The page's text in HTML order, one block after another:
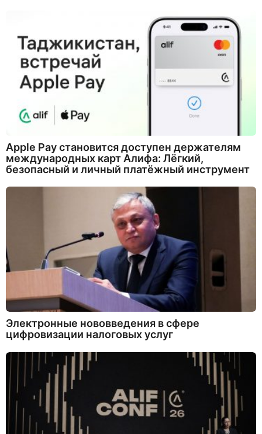
Apple Pay становится доступен держателям
международных карт Алифа: Лёгкий,
безопасный и личный платёжный инструмент
Электронные нововведения в сфере
цифровизации налоговых услуг